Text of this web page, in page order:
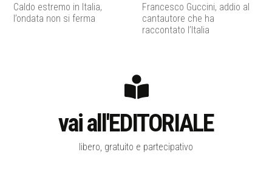
Caldo estremo in Italia,
l’ondata non si ferma
Francesco Guccini, addio al
cantautore che ha
raccontato l’Italia
vai all'EDITORIALE
libero, gratuito e partecipativo